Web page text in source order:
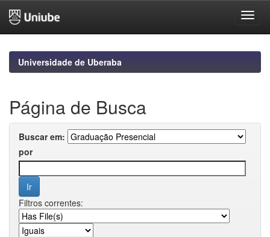
navigationUniversidade de Uberaba
Página de Busca
Buscar em:
por
Filtros correntes: